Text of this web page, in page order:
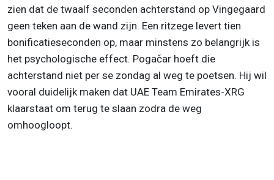
zien dat de twaalf seconden achterstand op Vingegaard
geen teken aan de wand zijn. Een ritzege levert tien
bonificatieseconden op, maar minstens zo belangrijk is
het psychologische effect. Pogačar hoeft die
achterstand niet per se zondag al weg te poetsen. Hij wil
vooral duidelijk maken dat UAE Team Emirates-XRG
klaarstaat om terug te slaan zodra de weg
omhoogloopt.